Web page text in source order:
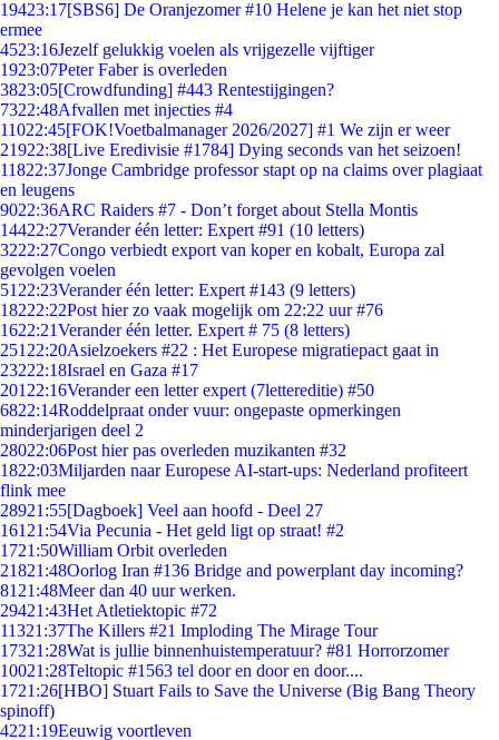
19423:17[SBS6] De Oranjezomer #10 Helene je kan het niet stop
ermee
4523:16Jezelf gelukkig voelen als vrijgezelle vijftiger
1923:07Peter Faber is overleden
3823:05[Crowdfunding] #443 Rentestijgingen?
7322:48Afvallen met injecties #4
11022:45[FOK!Voetbalmanager 2026/2027] #1 We zijn er weer
21922:38[Live Eredivisie #1784] Dying seconds van het seizoen!
11822:37Jonge Cambridge professor stapt op na claims over plagiaat
en leugens
9022:36ARC Raiders #7 - Don’t forget about Stella Montis
14422:27Verander één letter: Expert #91 (10 letters)
3222:27Congo verbiedt export van koper en kobalt, Europa zal
gevolgen voelen
51 22:23Verander één letter: Expert #143 (9 letters)
18222:22Post hier zo vaak mogelijk om 22:22 uur #76
1622:21Verander één letter. Expert # 75 (8 letters)
251 22:20Asielzoekers #22 : Het Europese migratiepact gaat in
23222:18Israel en Gaza #17
201 22:16Verander een letter expert (7lettereditie) #50
6822:14Roddelpraat onder vuur: ongepaste opmerkingen
minderjarigen deel 2
28022:06Post hier pas overleden muzikanten #32
1822:03Miljarden naar Europese AI-start-ups: Nederland profiteert
flink mee
28921:55[Dagboek] Veel aan hoofd - Deel 27
161 21:54Via Pecunia - Het geld ligt op straat! #2
1721:50William Orbit overleden
21821:48Oorlog Iran #136 Bridge and powerplant day incoming?
81 21:48Meer dan 40 uur werken.
29421:43Het Atletiektopic #72
11321:37The Killers #21 Imploding The Mirage Tour
17321:28Wat is jullie binnenhuistemperatuur? #81 Horrorzomer
10021:28Teltopic #1563 tel door en door en door....
1721:26[HBO] Stuart Fails to Save the Universe (Big Bang Theory
spinoff)
4221:19Eeuwig voortleven